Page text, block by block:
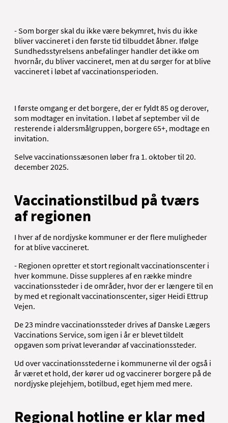
- Som borger skal du ikke være bekymret, hvis du ikke
bliver vaccineret i den første tid tilbuddet åbner. Ifølge
Sundhedsstyrelsens anbefalinger handler det ikke om
hvornår, du bliver vaccineret, men at du sørger for at blive
vaccineret i løbet af vaccinationsperioden.
I første omgang er det borgere, der er fyldt 85 og derover,
som modtager en invitation. I løbet af september vil de
resterende i aldersmålgruppen, borgere 65+, modtage en
invitation.
Selve vaccinationssæsonen løber fra 1. oktober til 20.
december 2025.
Vaccinationstilbud på tværs
af regionen
I hver af de nordjyske kommuner er der flere muligheder
for at blive vaccineret.
- Regionen opretter et stort regionalt vaccinationscenter i
hver kommune. Disse suppleres af en række mindre
vaccinationssteder i de områder, hvor der er længere til en
by med et regionalt vaccinationscenter, siger Heidi Ettrup
Vejen.
De 23 mindre vaccinationssteder drives af Danske Lægers
Vaccinations Service, som igen i år er blevet tildelt
opgaven som privat leverandør af vaccinationssteder.
Ud over vaccinationsstederne i kommunerne vil der også i
år været et hold, der kører ud og vaccinerer borgere på de
nordjyske plejehjem, botilbud, eget hjem med mere.
Regional hotline er klar med